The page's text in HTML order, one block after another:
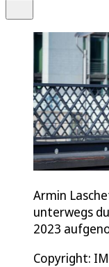
Armin
unterwegs
2023
Copyright: